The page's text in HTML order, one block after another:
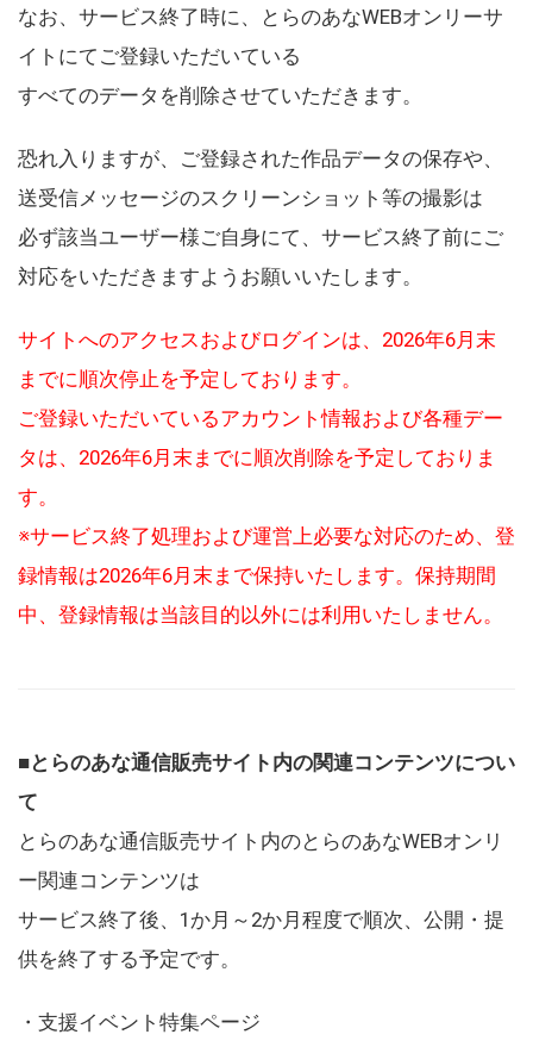
なお、サービス終了時に、とらのあなWEBオンリーサ
イトにてご登録いただいている
すべてのデータを削除させていただきます。
恐れ入りますが、ご登録された作品データの保存や、
送受信メッセージのスクリーンショット等の撮影は
必ず該当ユーザー様ご自身にて、サービス終了前にご
対応をいただきますようお願いいたします。
サイトへのアクセスおよびログインは、2026年6月末
までに順次停止を予定しております。
ご登録いただいているアカウント情報および各種デー
タは、2026年6月末までに順次削除を予定しておりま
す。
※サービス終了処理および運営上必要な対応のため、登
録情報は2026年6月末まで保持いたします。保持期間
中、登録情報は当該目的以外には利用いたしません。
■とらのあな通信販売サイト内の関連コンテンツについ
て
とらのあな通信販売サイト内のとらのあなWEBオンリ
ー関連コンテンツは
サービス終了後、1か月～2か月程度で順次、公開・提
供を終了する予定です。
・支援イベント特集ページ